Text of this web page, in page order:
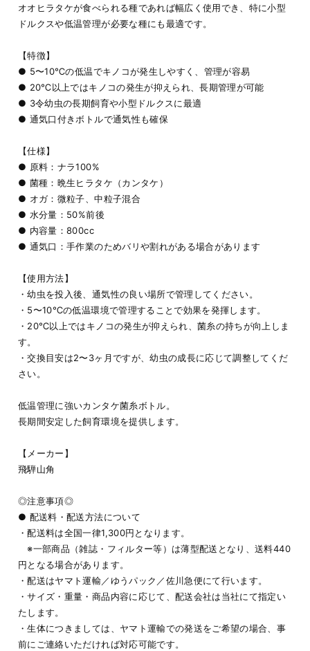
オオヒラタケが食べられる種であれば幅広く使用でき、特に小型
ドルクスや低温管理が必要な種にも最適です。
【特徴】
● 5〜10℃の低温でキノコが発生しやすく、管理が容易
● 20℃以上ではキノコの発生が抑えられ、長期管理が可能
● 3令幼虫の長期飼育や小型ドルクスに最適
● 通気口付きボトルで通気性も確保
【仕様】
● 原料：ナラ100%
● 菌種：晩生ヒラタケ（カンタケ）
● オガ：微粒子、中粒子混合
● 水分量：50%前後
● 内容量：800cc
● 通気口：手作業のためバリや割れがある場合があります
【使用方法】
・幼虫を投入後、通気性の良い場所で管理してください。
・5〜10℃の低温環境で管理することで効果を発揮します。
・20℃以上ではキノコの発生が抑えられ、菌糸の持ちが向上しま
す。
・交換目安は2〜3ヶ月ですが、幼虫の成長に応じて調整してくだ
さい。
低温管理に強いカンタケ菌糸ボトル。
長期間安定した飼育環境を提供します。
【メーカー】
飛騨山角
◎注意事項◎
● 配送料・配送方法について
・配送料は全国一律1,300円となります。
※一部商品（雑誌・フィルター等）は薄型配送となり、送料440
円となる場合があります。
・配送はヤマト運輸／ゆうパック／佐川急便にて行います。
・サイズ・重量・商品内容に応じて、配送会社は当社にて指定い
たします。
・生体につきましては、ヤマト運輸での発送をご希望の場合、事
前にご連絡いただければ対応可能です。